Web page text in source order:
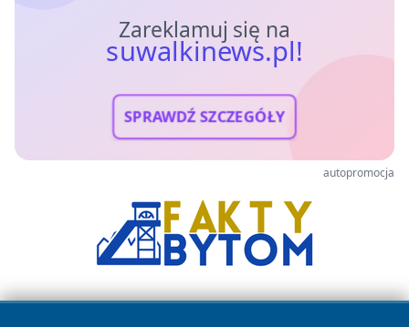
Zareklamuj się na
suwalkinews.pl!
SPRAWDŹ SZCZEGÓŁY
autopromocja